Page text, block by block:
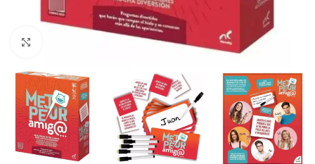
Haga clic para ampliar